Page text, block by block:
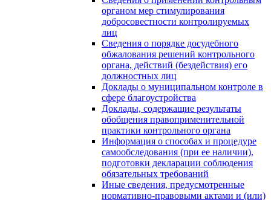
органом мер стимулирования
добросовестности контролируемых
лиц
Сведения о порядке досудебного
обжалования решений контрольного
органа, действий (бездействия) его
должностных лиц
Доклады о муниципальном контроле в
сфере благоустройства
Доклады, содержащие результаты
обобщения правоприменительной
практики контрольного органа
Информация о способах и процедуре
самообследования (при ее наличии),
подготовки декларации соблюдения
обязательных требований
Иные сведения, предусмотренные
нормативно-правовыми актами и (или)